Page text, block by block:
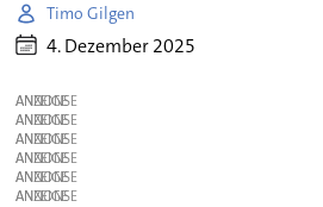
Timo Gilgen
4. Dezember 2025
ANZEIGE
ANZEIGE
ANZEIGE
ANZEIGE
ANZEIGE
ANZEIGE